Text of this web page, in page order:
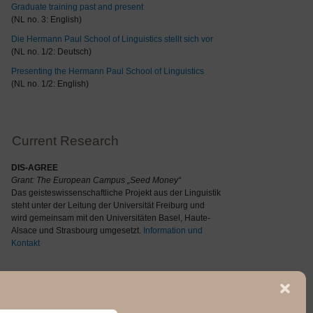
Graduate training past and present
(NL no. 3: English)
Die Hermann Paul School of Linguistics stellt sich vor
(NL no. 1/2: Deutsch)
Presenting the Hermann Paul School of Linguistics
(NL no. 1/2: English)
Current Research
DIS-AGREE
Grant: The European Campus „Seed Money“
Das geisteswissenschaftliche Projekt aus der Linguistik
steht unter der Leitung der Universität Freiburg und
wird gemeinsam mit den Universitäten Basel, Haute-
Alsace und Strasbourg umgesetzt. Information und
Kontakt